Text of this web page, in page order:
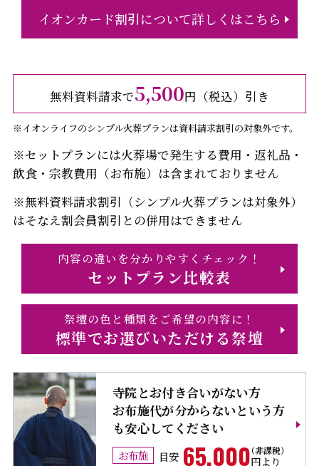
イオンカード割引について詳しくはこちら
無料資料請求で5,500円（税込）引き
※イオンライフのシンプル火葬プランは資料請求割引の対象外です。
※セットプランには火葬場で発生する費用・返礼品・
飲食・宗教費用（お布施）は含まれておりません
※無料資料請求割引（シンプル火葬プランは対象外）
はそなえ割会員割引との併用はできません
内容の違いを分かりやすくチェック！
セットプラン比較表
祭壇の色と種類をご希望の内容に！
標準でお選びいただける祭壇
寺院とお付き合いがない方
お布施代が分からないという方
も安心してください
お布施 目安 65,000円より